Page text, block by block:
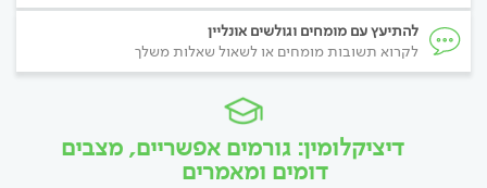
להתיעץ עם מומחים וגולשים אונליין
לקרוא תשובות מומחים או לשאול שאלות משלך
דיציקלומין: גורמים אפשריים, מצבים
דומים ומאמרים